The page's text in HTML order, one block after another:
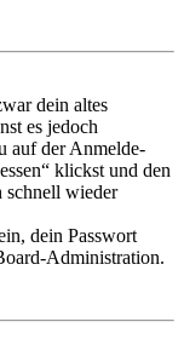
dein altes
es jedoch
auf der Anmelde-
klickst und den
schnell wieder
dein Passwort
Administration.